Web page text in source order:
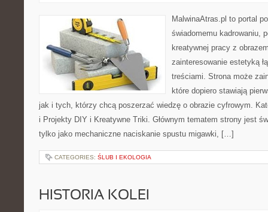
MalwinaAtras.pl to portal
świadomemu kadrowaniu,
kreatywnej pracy z
zainteresowanie estetyką
treściami. Strona może
które dopiero stawiają
jak i tych, którzy chcą poszerzać wiedzę o obrazie cyfrowym.
i Projekty DIY i Kreatywne Triki. Głównym tematem strony jest
tylko jako mechaniczne naciskanie spustu migawki, […]
CATEGORIES: ŚLUB I EKOLOGIA
HISTORIA KOLEI